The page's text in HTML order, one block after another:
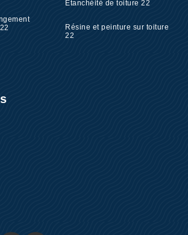
Etanchéité de toiture 22
Résine et peinture sur toiture
22